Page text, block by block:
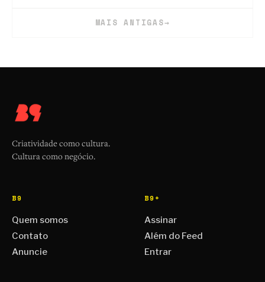
MAIS ANTIGAS→
Criatividade como cultura.
Cultura como negócio.
B9
Quem somos
Contato
Anuncie
B9+
Assinar
Além do Feed
Entrar